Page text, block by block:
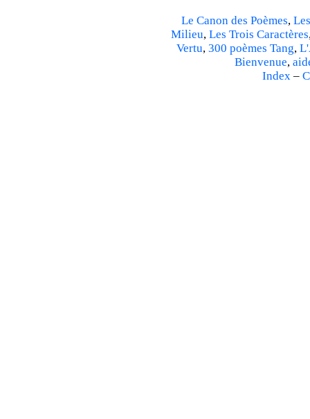
Le Canon des Poèmes,
Milieu, Les Trois Caractères
Vertu, 300 poèmes Tang,
Bienvenue,
Index –